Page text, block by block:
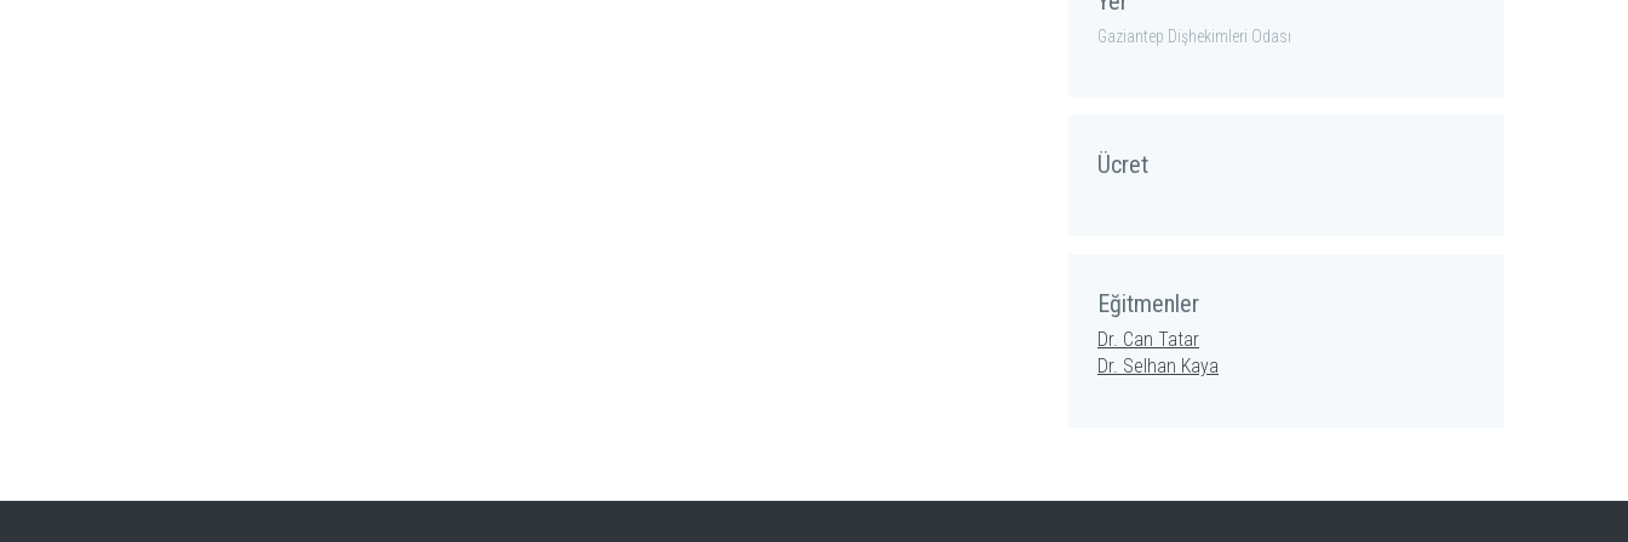
Gaziantep Dişhekimleri Odası
Ücret
Eğitmenler
Dr. Can Tatar
Dr. Selhan Kaya